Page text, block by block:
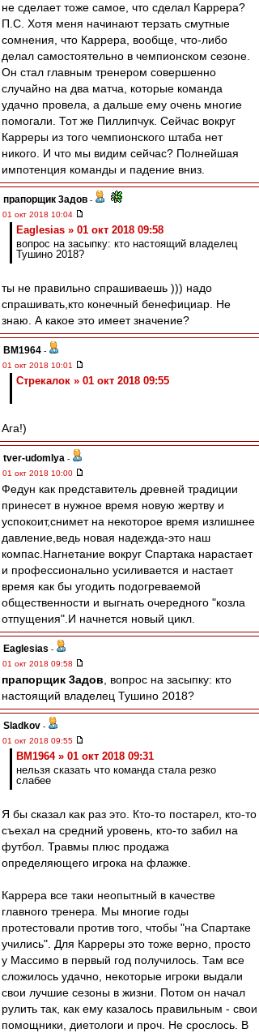
не сделает тоже самое, что сделал Каррера?
П.С. Хотя меня начинают терзать смутные
сомнения, что Каррера, вообще, что-либо
делал самостоятельно в чемпионском сезоне.
Он стал главным тренером совершенно
случайно на два матча, которые команда
удачно провела, а дальше ему очень многие
помогали. Тот же Пиллипчук. Сейчас вокруг
Карреры из того чемпионского штаба нет
никого. И что мы видим сейчас? Полнейшая
импотенция команды и падение вниз.
прапорщик 3адoв -
01 окт 2018 10:04
Eaglesias » 01 окт 2018 09:58
вопрос на засыпку: кто настоящий владелец
Тушино 2018?
ты не правильно спрашиваешь ))) надо
спрашивать,кто конечный бенефициар. Не
знаю. А какое это имеет значение?
BM1964 -
01 окт 2018 10:01
Стрекалок » 01 окт 2018 09:55
Ага!)
tver-udomlya -
01 окт 2018 10:00
Федун как представитель древней традиции
принесет в нужное время новую жертву и
успокоит,снимет на некоторое время излишнее
давление,ведь новая надежда-это наш
компас.Нагнетание вокруг Спартака нарастает
и профессионально усиливается и настает
время как бы угодить подогреваемой
общественности и выгнать очередного "козла
отпущения".И начнется новый цикл.
Eaglesias -
01 окт 2018 09:58
прапорщик 3адoв , вопрос на засыпку: кто
настоящий владелец Тушино 2018?
Sladkov -
01 окт 2018 09:55
BM1964 » 01 окт 2018 09:31
нельзя сказать что команда стала резко
слабее
Я бы сказал как раз это. Кто-то постарел, кто-то
съехал на средний уровень, кто-то забил на
футбол. Травмы плюс продажа
определяющего игрока на флажке.
Каррера все таки неопытный в качестве
главного тренера. Мы многие годы
протестовали против того, чтобы "на Спартаке
учились". Для Карреры это тоже верно, просто
у Массимо в первый год получилось. Там все
сложилось удачно, некоторые игроки выдали
свои лучшие сезоны в жизни. Потом он начал
рулить так, как ему казалось правильным - свои
помощники, диетологи и проч. Не срослось. В